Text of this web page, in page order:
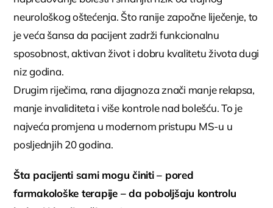
neurološkog oštećenja. Što ranije započne liječenje, to
je veća šansa da pacijent zadrži funkcionalnu
sposobnost, aktivan život i dobru kvalitetu života dugi
niz godina.
Drugim riječima, rana dijagnoza znači manje relapsa,
manje invaliditeta i više kontrole nad bolešću. To je
najveća promjena u modernom pristupu MS-u u
posljednjih 20 godina.
Šta pacijenti sami mogu činiti – pored
farmakološke terapije – da poboljšaju kontrolu